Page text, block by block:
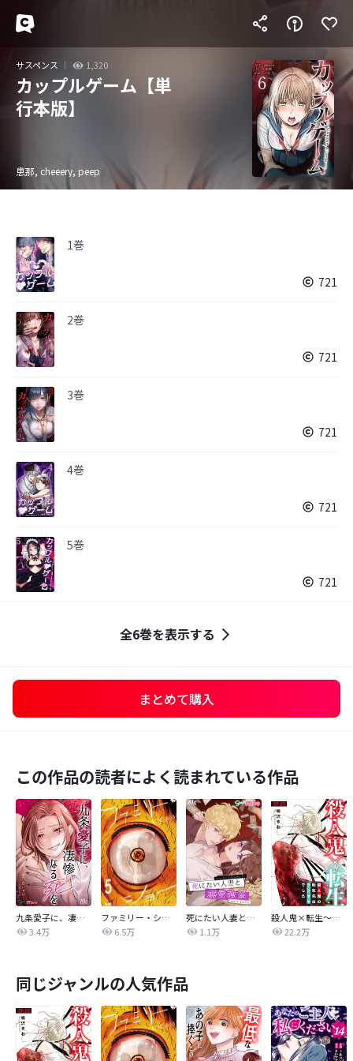
サスペンス 1,320
カップルゲーム【単
行本版】
恵那, cheeery, peep
1巻
721
2巻
721
3巻
721
4巻
721
5巻
721
全6巻を表示する
まとめて購入
この作品の読者によく読まれている作品
九条愛子に、凄惨なる死を【タテヨミ】
3.4万
ファミリー・ショー
6.5万
死にたい人妻と溺愛強盗【タテヨミ】
1.1万
殺人鬼×転生～殺人鬼の転生先はシンママでした～
22.2万
同じジャンルの人気作品